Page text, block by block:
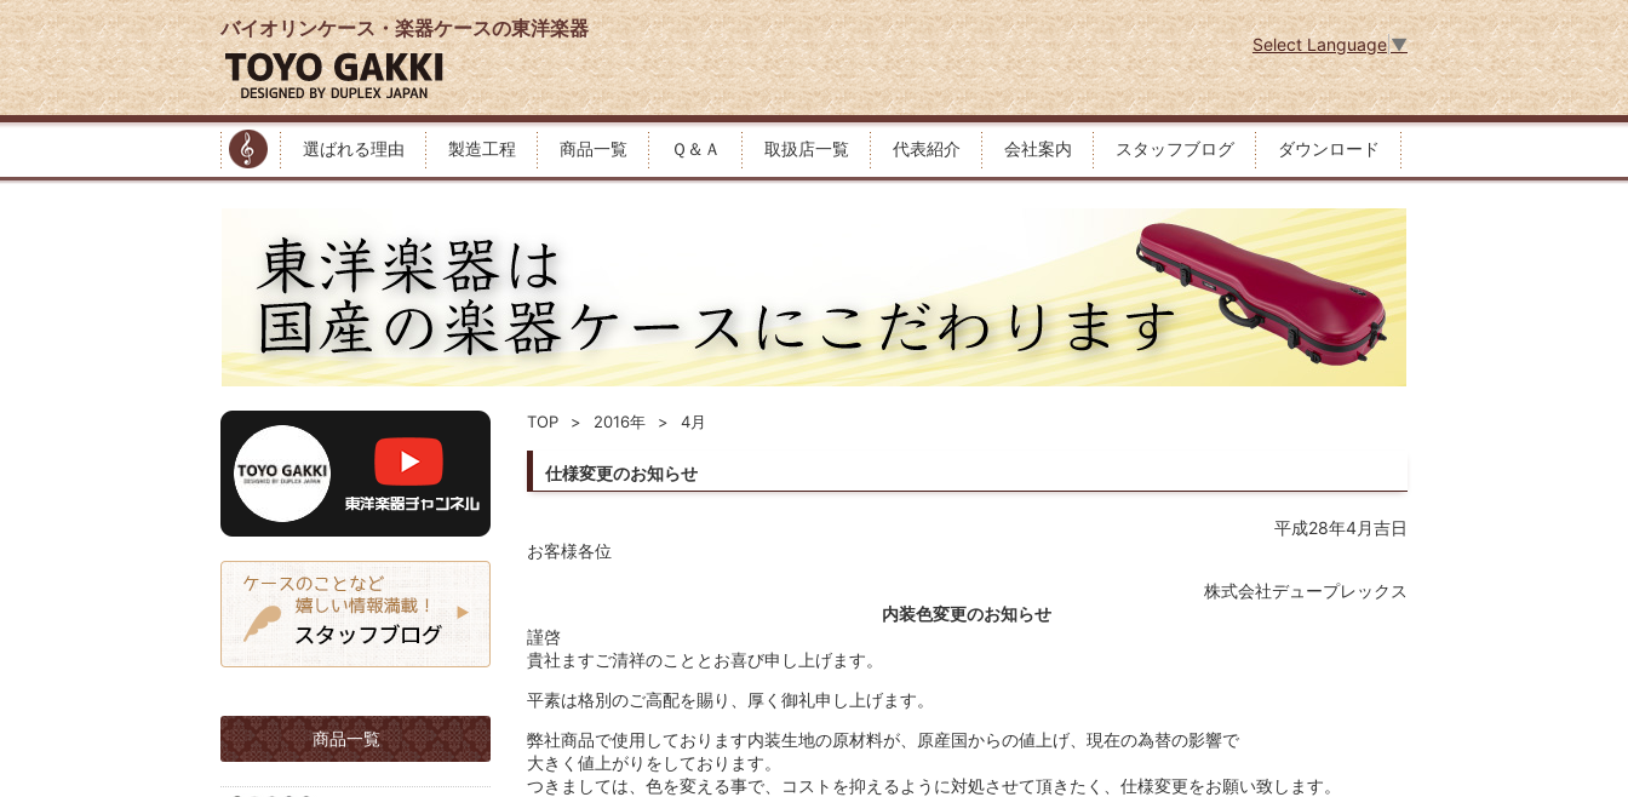
バイオリンケース・楽器ケースの東洋楽器
Select Language▼
選ばれる理由 製造工程 商品一覧 Ｑ＆Ａ 取扱店一覧 代表紹介 会社案内 スタッフブログ ダウンロード
TOP 2016年 4月
仕様変更のお知らせ
平成28年4月吉日
お客様各位
株式会社デュープレックス
内装色変更のお知らせ
謹啓
貴社ますご清祥のこととお喜び申し上げます。
平素は格別のご高配を賜り、厚く御礼申し上げます。
弊社商品で使用しております内装生地の原材料が、原産国からの値上げ、現在の為替の影響で
大きく値上がりをしております。
つきましては、色を変える事で、コストを抑えるように対処させて頂きたく、仕様変更をお願い致します。
商品一覧